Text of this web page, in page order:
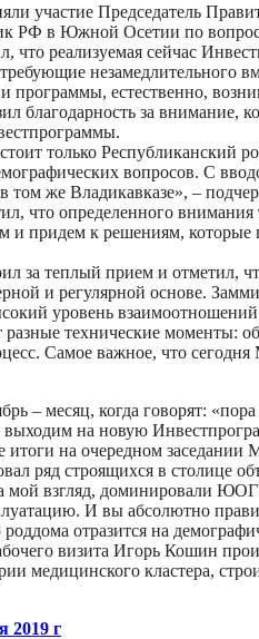
участие Председатель
РФ в Южной Осетии по
что реализуемая сейчас
незамедлительного
программы, естественно,
благодарность за внимание,
только
вопросов. С
том же Владикавказе», –
что определенного внимания
придем к решениям, которые
за теплый прием и отметил,
и регулярной основе.
уровень
разные технические моменты:
Самое важное, что
– месяц, когда говорят:
на новую
итоги на очередном
ряд строящихся в столице
взгляд, доминировали
И вы абсолютно
роддома отразится на
визита Игорь Кошин
медицинского кластера,
2019 г